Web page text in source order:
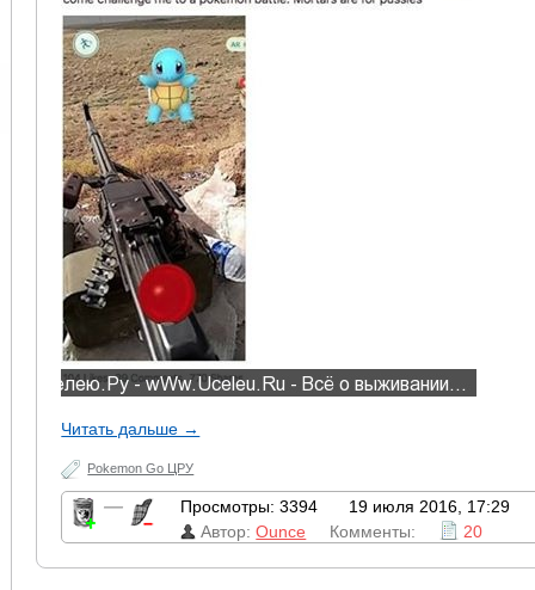
Читать дальше →
Pokemon Go ЦРУ
— Просмотры: 3394
19 июля 2016, 17:29
Автор:Ounce Комменты: 20